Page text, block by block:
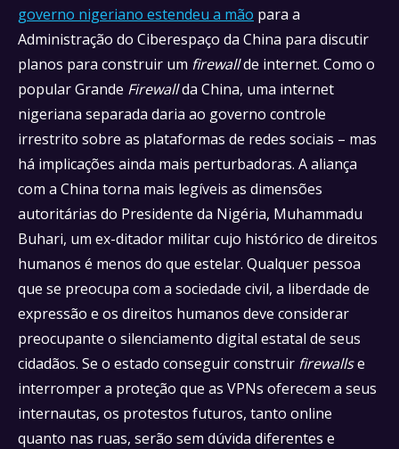
governo nigeriano estendeu a mão para a
Administração do Ciberespaço da China para discutir
planos para construir um firewallde internet. Como o
popular Grande Firewallda China, uma internet
nigeriana separada daria ao governo controle
irrestrito sobre as plataformas de redes sociais – mas
há implicações ainda mais perturbadoras. A aliança
com a China torna mais legíveis as dimensões
autoritárias do Presidente da Nigéria, Muhammadu
Buhari, um ex-ditador militar cujo histórico de direitos
humanos é menos do que estelar. Qualquer pessoa
que se preocupa com a sociedade civil, a liberdade de
expressão e os direitos humanos deve considerar
preocupante o silenciamento digital estatal de seus
cidadãos. Se o estado conseguir construir firewallse
interromper a proteção que as VPNs oferecem a seus
internautas, os protestos futuros, tanto online
quanto nas ruas, serão sem dúvida diferentes e